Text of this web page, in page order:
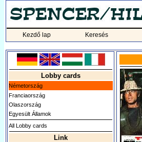
Kezdő lap Keresés
Lobby cards
Németország
Franciaország
Olaszország
Egyesült Államok
All Lobby cards
Link